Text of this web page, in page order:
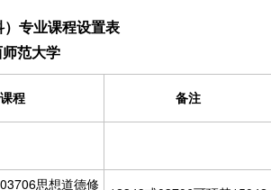
专业课程设置表
范大学
程 备注
思想道德修